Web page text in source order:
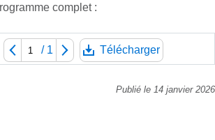
complet :
/ 1 Télécharger
Publié le 14 janvier 2026